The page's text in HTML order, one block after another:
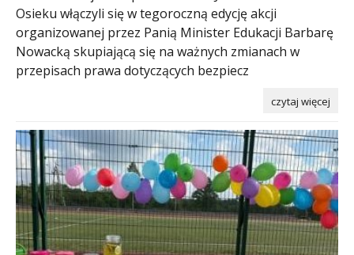
Osieku włączyli się w tegoroczną edycję akcji
organizowanej przez Panią Minister Edukacji Barbarę
Nowacką skupiającą się na ważnych zmianach w
przepisach prawa dotyczących bezpiecz
czytaj więcej